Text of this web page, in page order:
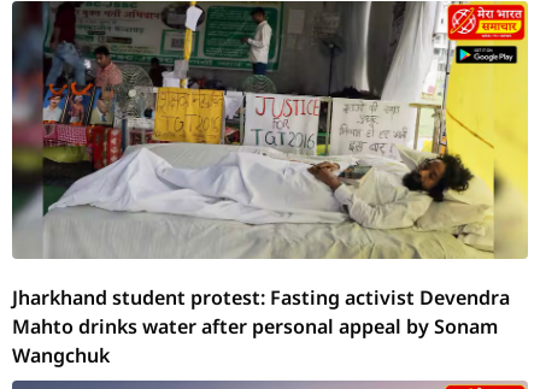
Jharkhand student protest: Fasting activist Devendra
Mahto drinks water after personal appeal by Sonam
Wangchuk